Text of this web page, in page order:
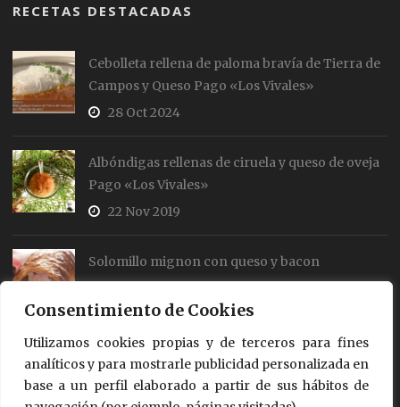
Consentimiento de Cookies
Utilizamos cookies propias y de terceros para fines
analíticos y para mostrarle publicidad personalizada en
base a un perfil elaborado a partir de sus hábitos de
RECETAS DESTACADAS
Cebolleta rellena de paloma bravía de Tierra de
Campos y Queso Pago «Los Vivales»
28 Oct 2024
Albóndigas rellenas de ciruela y queso de oveja
Pago «Los Vivales»
22 Nov 2019
Solomillo mignon con queso y bacon
Rollos de salmón y queso
18 Jul 2018